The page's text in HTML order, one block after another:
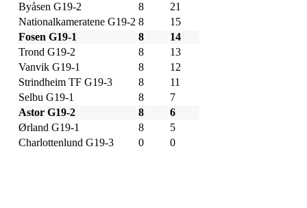
Byåsen G19-2
8
21
Nationalkameratene G19-2 8
15
Fosen G19-1
8
14
Trond G19-2
8
13
Vanvik G19-1
8
12
Strindheim TF G19-3
8
11
Selbu G19-1
8
7
Astor G19-2
8
6
Ørland G19-1
8
5
Charlottenlund G19-3
0 0